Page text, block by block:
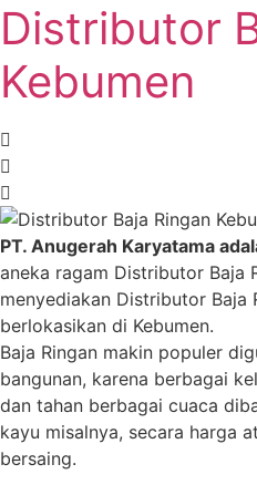
Distributor
Kebumen
PT. Anugerah Karyatama
aneka ragam Distributor Baja
menyediakan Distributor Baja
berlokasikan di Kebumen.
Baja Ringan makin populer
bangunan, karena berbagai
dan tahan berbagai cuaca
kayu misalnya, secara harga
bersaing.